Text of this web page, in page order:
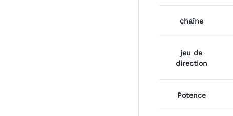
chaîne
jeu de
direction
Potence